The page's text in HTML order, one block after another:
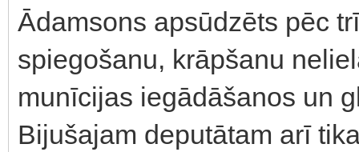
Ādamsons apsūdzēts pēc
spiegošanu, krāpšanu
munīcijas iegādāšanos un
Bijušajam deputātam arī